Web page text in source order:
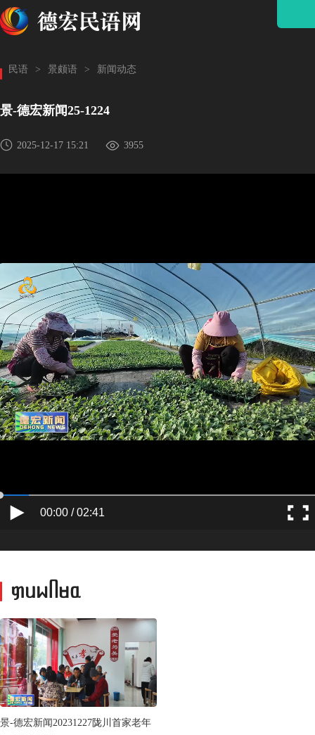
民语 > 景颇语 > 新闻动态
景-德宏新闻25-1224
2025-12-17 15:21 3955
00:00 / 02:41
ᥞᥙᥕᥥᥛᥲ
景-德宏新闻20231227陇川首家老年